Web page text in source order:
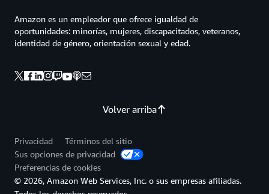
Volver arriba
Amazon es un empleador que ofrece igualdad de
oportunidades: minorías, mujeres, discapacitados, veteranos,
identidad de género, orientación sexual y edad.
Privacidad
Términos del sitio
Sus opciones de privacidad
Preferencias de cookies
© 2026, Amazon Web Services, Inc. o sus empresas afiliadas.